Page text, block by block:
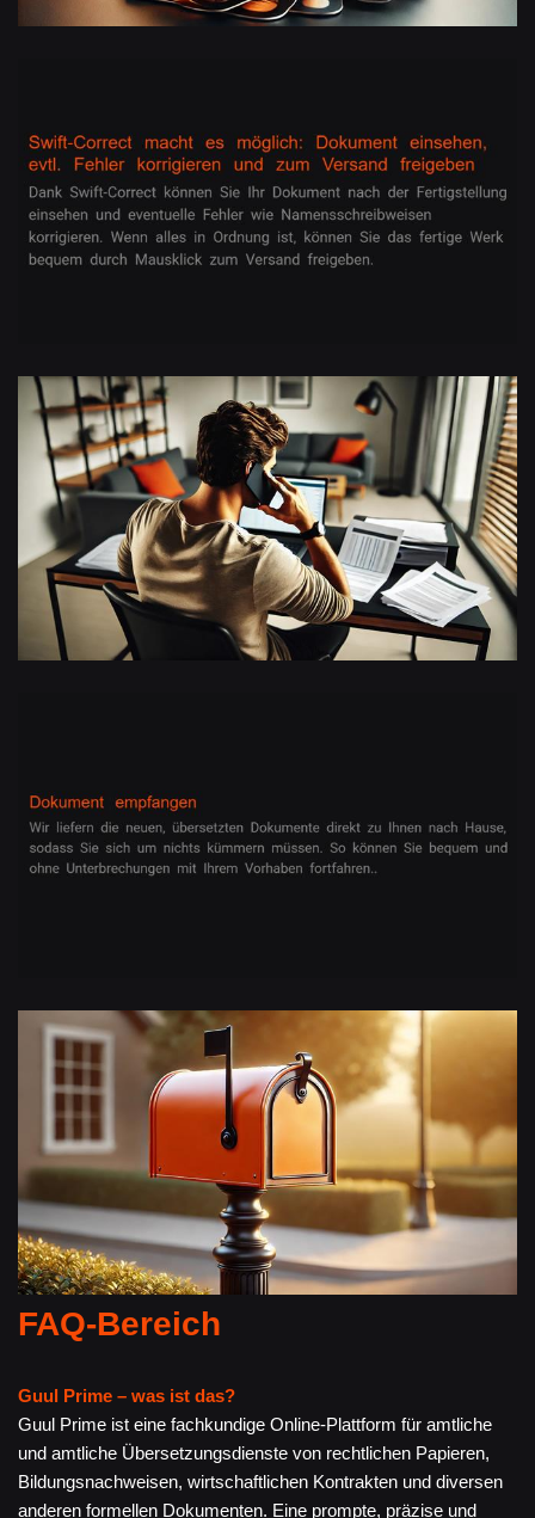
FAQ-Bereich
Guul Prime – was ist das?
Guul Prime ist eine fachkundige Online-Plattform für amtliche
und amtliche Übersetzungsdienste von rechtlichen Papieren,
Bildungsnachweisen, wirtschaftlichen Kontrakten und diversen
anderen formellen Dokumenten. Eine prompte, präzise und